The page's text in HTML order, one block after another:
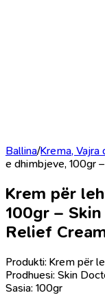
Ballina/Krema, Vajra
e dhimbjeve, 100gr
Krem për
100gr –
Relief
Produkti: Krem për
Prodhuesi: Skin
Sasia: 100gr